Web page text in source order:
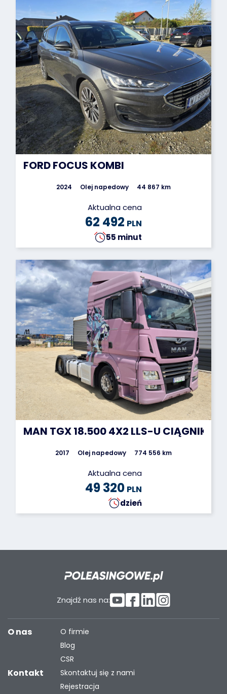
FORD FOCUS KOMBI
2024 Olej napedowy 44 867 km
Aktualna cena
62 492 PLN
55 minut
MAN TGX 18.500 4X2 LLS-U CIĄGNIK
2017 Olej napedowy 774 556 km
Aktualna cena
49 320 PLN
dzień
Znajdź nas na:
O nas
O firmie
Blog
CSR
Kontakt
Skontaktuj się z nami
Rejestracja